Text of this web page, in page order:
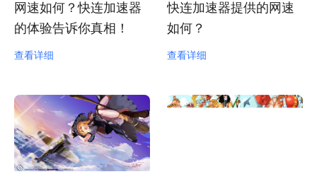
网速如何？快连加速器
的体验告诉你真相！
查看详细
快连加速器提供的网速
如何？
查看详细